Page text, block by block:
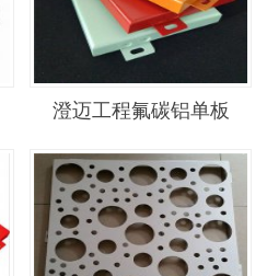
澄迈工程氟碳铝单板